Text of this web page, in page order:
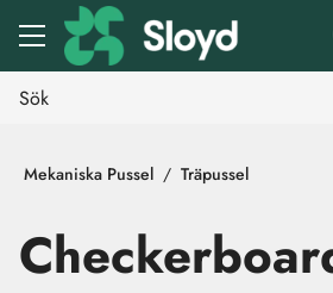
Gå till huvudinnehåll
Mekaniska Pussel Träpussel